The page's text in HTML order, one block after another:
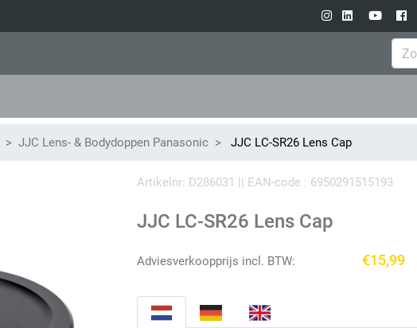
JJC Lens- & Bodydoppen Panasonic JJC LC-SR26 Lens Cap
Artikelnr: D286031 || EAN-code : 6950291515193
JJC LC-SR26 Lens Cap
Adviesverkoopprijs incl. BTW: €15,99